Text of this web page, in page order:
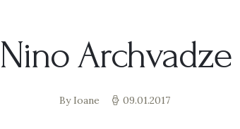
Nino Archvadze
By Ioane 09.01.2017